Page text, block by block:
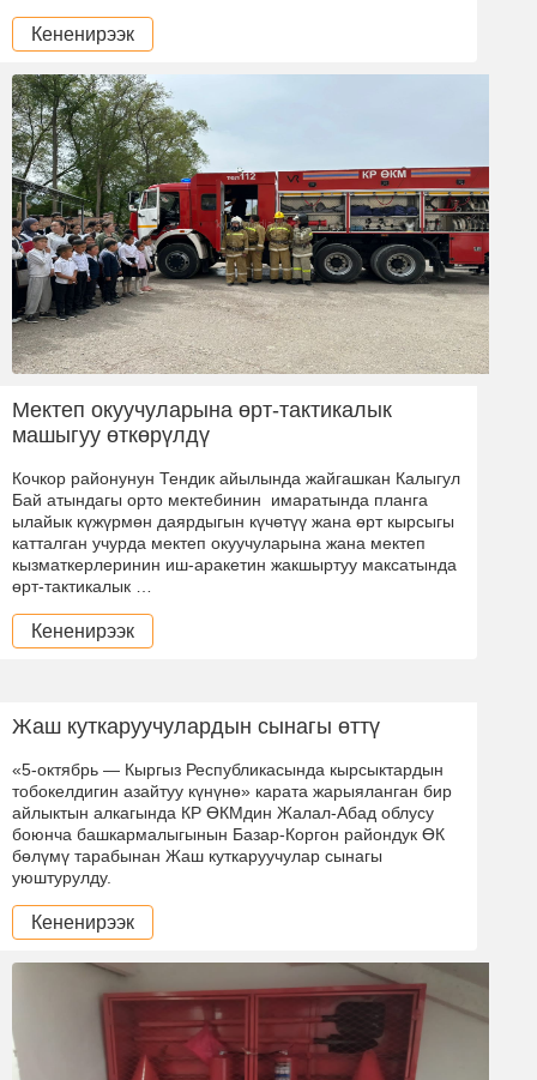
Кененирээк
Мектеп окуучуларына өрт-тактикалык
машыгуу өткөрүлдү
Кочкор районунун Тендик айылында жайгашкан Калыгул
Бай атындагы орто мектебинин имаратында планга
ылайык күжүрмөн даярдыгын күчөтүү жана өрт кырсыгы
катталган учурда мектеп окуучуларына жана мектеп
кызматкерлеринин иш-аракетин жакшыртуу максатында
өрт-тактикалык …
Кененирээк
Жаш куткаруучулардын сынагы өттү
«5-октябрь — Кыргыз Республикасында кырсыктардын
тобокелдигин азайтуу күнүнө» карата жарыяланган бир
айлыктын алкагында КР ӨКМдин Жалал-Абад облусу
боюнча башкармалыгынын Базар-Коргон райондук ӨК
бөлүмү тарабынан Жаш куткаруучулар сынагы
уюштурулду.
Кененирээк